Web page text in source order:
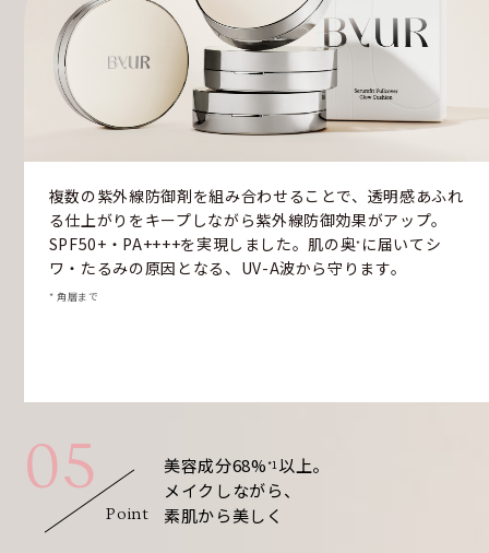
複数の紫外線防御剤を組み合わせることで、透明感あふれ
る仕上がりをキープしながら紫外線防御効果がアップ。
SPF50+・PA++++を実現しました。肌の奥* に届いてシ
ワ・たるみの原因となる、UV-A波から守ります。
* 角層まで
05
Point
美容成分68%*1 以上。
メイクしながら、
素肌から美しく